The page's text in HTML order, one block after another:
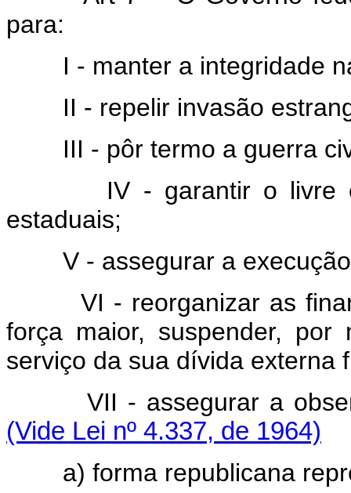
para:
I - manter a integridade
II - repelir invasão
III - pôr termo a guerra
IV - garantir o livre
estaduais;
V - assegurar a
VI - reorganizar as
força maior, suspender,
serviço da sua dívida externa
VII - assegurar a
(Vide Lei nº 4.337, de 1964)
a) forma republicana